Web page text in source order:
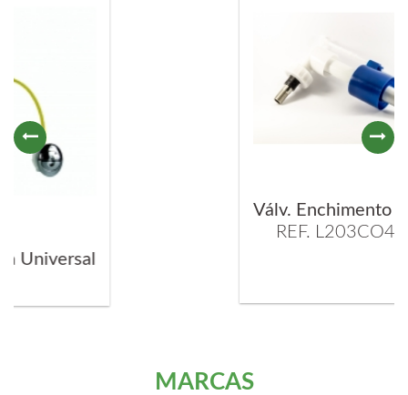
Válv. Enchimento Lateral
REF. L203CO4010
MARCAS